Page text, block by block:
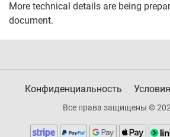
More technical details are being
document.
Конфиденциальность
Все права защищены ©